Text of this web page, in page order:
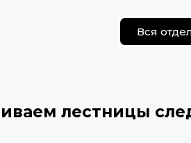
Вся
лестницы